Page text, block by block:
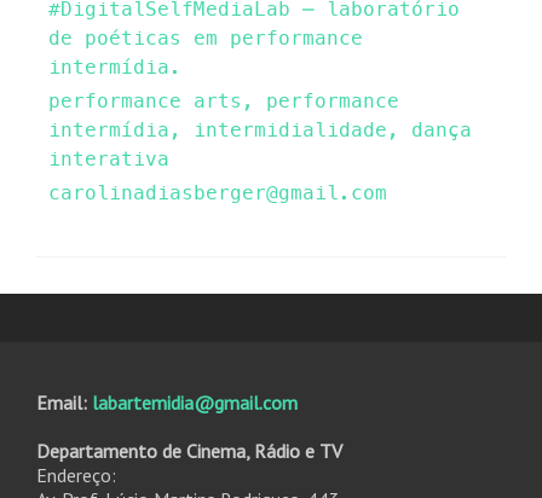
#DigitalSelfMediaLab – laboratório
de poéticas em performance
intermídia.
performance arts, performance
intermídia, intermidialidade, dança
interativa
carolinadiasberger@gmail.com
Email: labartemidia@gmail.com
Departamento de Cinema, Rádio e TV
Endereço: